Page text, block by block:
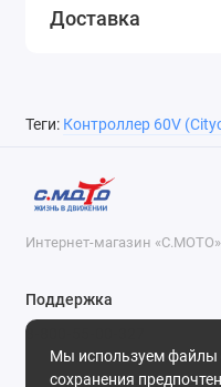
Доставка
Теги: Контроллер 60V
Мы используем файлы
сохранения
Интернет-магазин «С.МОТО»
Поддержка
8-800-55-00-327
Будни, с 09-30 до 18-30